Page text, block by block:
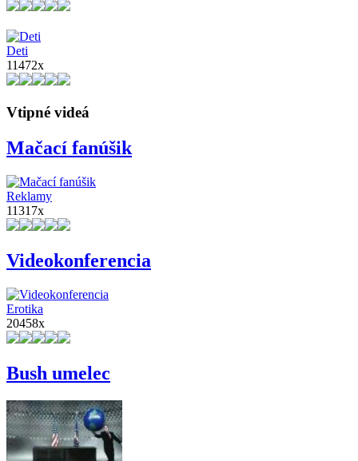
Deti
11472x
Vtipné videá
Mačací fanúšik
Reklamy
11317x
Videokonferencia
Erotika
20458x
Bush umelec